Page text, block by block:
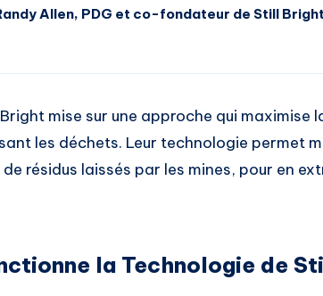
Allen, PDG et co-fondateur de Still Bright
mise sur une approche qui maximise
les déchets. Leur technologie permet
résidus laissés par les mines, pour en
la Technologie de